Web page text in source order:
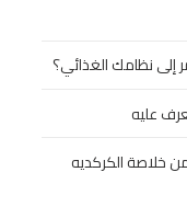
إلى نظامك الغذائي؟
عليه
خلاصة الكركديه